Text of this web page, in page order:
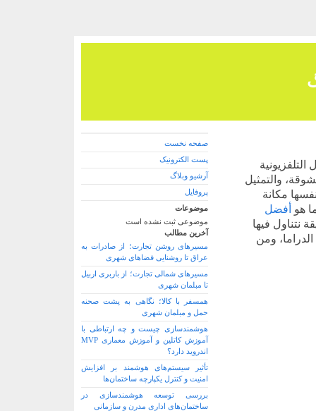
والتمثیل
مکانة
هو أفضل
نتناول فیها
ومن
صفحه نخست
پست الکترونیک
آرشیو وبلاگ
پروفایل
موضوعات
موضوعی ثبت نشده است
آخرین مطالب
مسیرهای روشن تجارت؛ از صادرات به
عراق تا روشنایی فضاهای شهری
مسیرهای شمالی تجارت؛ از باربری اربیل
تا مبلمان شهری
همسفر با کالا؛ نگاهی به پشت صحنه
حمل و مبلمان شهری
هوشمندسازی چیست و چه ارتباطی با
آموزش کاتلین و آموزش معماری MVP
اندروید دارد؟
تأثیر سیستم‌های هوشمند بر افزایش
امنیت و کنترل یکپارچه ساختمان‌ها
بررسی توسعه هوشمندسازی در
ساختمان‌های اداری مدرن و سازمانی